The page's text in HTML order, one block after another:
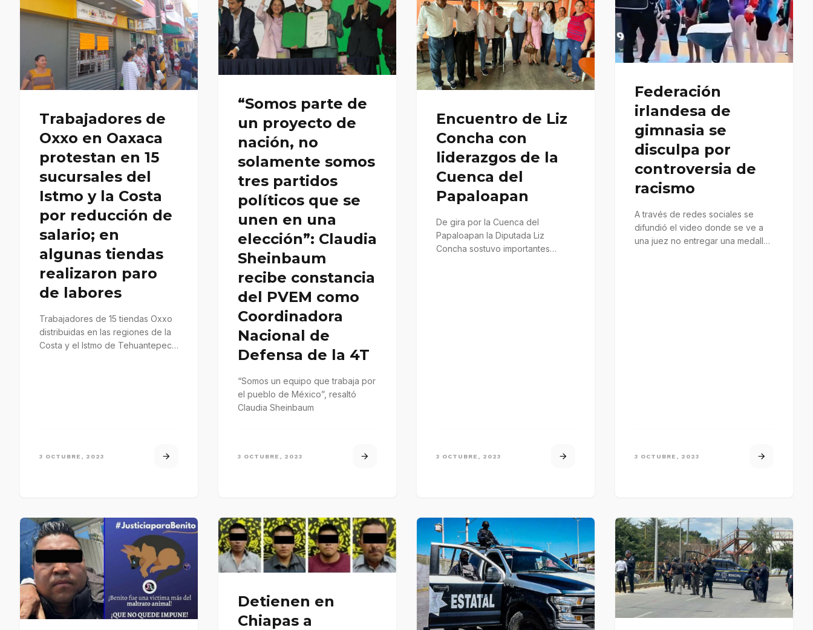
Trabajadores de
Oxxo en Oaxaca
protestan en 15
sucursales del
Istmo y la Costa
por reducción de
salario; en
algunas tiendas
realizaron paro
de labores
Trabajadores de 15 tiendas Oxxo
distribuidas en las regiones de la
Costa y el Istmo de Tehuantepec
3 OCTUBRE, 2023
“Somos parte de
un proyecto de
nación, no
solamente somos
tres partidos
políticos que se
unen en una
elección”: Claudia
Sheinbaum
recibe constancia
del PVEM como
Coordinadora
Nacional de
Defensa de la 4T
“Somos un equipo que trabaja por
el pueblo de México”, resaltó
Claudia Sheinbaum
3 OCTUBRE, 2023
Encuentro de Liz
Concha con
liderazgos de la
Cuenca del
Papaloapan
De gira por la Cuenca del
Papaloapan la Diputada Liz
Concha sostuvo importantes
3 OCTUBRE, 2023
Federación
irlandesa de
gimnasia se
disculpa por
controversia de
racismo
A través de redes sociales se
difundió el video donde se ve a
una juez no entregar una medalla
3 OCTUBRE, 2023
Detienen en
Chiapas a